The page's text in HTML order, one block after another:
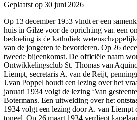
Geplaatst op 30 juni 2026
Op 13 december 1933 vindt er een
huis in Gilze voor de oprichting van een
bedoeling is de katholiek
van de jongeren te bevorderen. Op 26
tweede bijeenkomst. De officiële naam
Ontwikkelingsclub St. Thomas van
Liempt, secretaris A. van de Reijt,
J.van Poppel houdt een lezing over het
januari 1934 volgt de lezing ‘Van
Botermans. Een uitweiding over het
1934 volgt een lezing door A. van Liempt
toneel. Op 26 maart 1934 verdiept